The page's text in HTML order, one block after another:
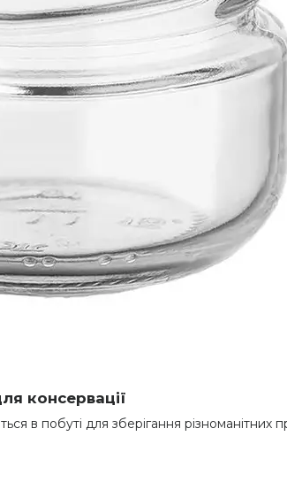
консервації
в побуті для зберігання різноманітних